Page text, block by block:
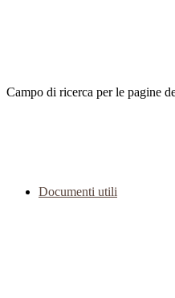
Campo di ricerca per le pagine
Documenti utili